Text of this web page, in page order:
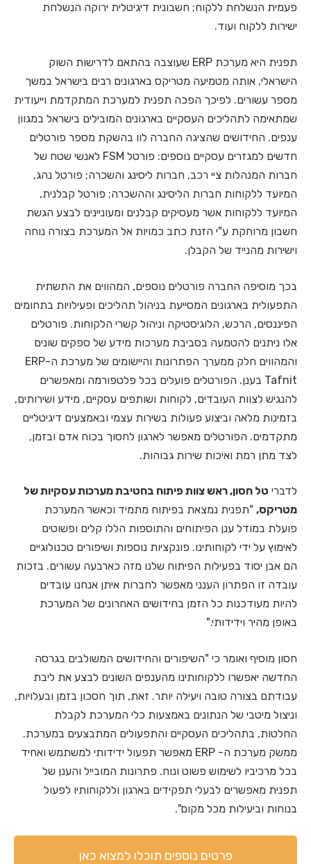
פעמית הנשלחת ללקוח; חשבונית דיגיטלית ירוקה הנשלחת
ישירות ללקוח ועוד.
תפנית היא מערכת ERP שעוצבה בהתאם לדרישות השוק
הישראלי, אותה מטמיעה מטריקס בארגונים רבים בישראל במשך
מספר עשורים. לפיכך הפכה תפנית למערכת המתקדמת וייעודית
שמתאימה לתהליכים העסקיים בארגונים המובילים בישראל במגוון
ענפים. החידושים שהציגה החברה לוו בהשקת מספר פורטלים
חדשים למגזרים עסקיים נוספים: פורטל FSM לאנשי שטח של
חברות המנהלות ציי רכב, חברות ליסינג והשכרה; פורטל נהג,
המיועד ללקוחות חברות הליסינג וההשכרה; פורטל קבלנית,
המיועד ללקוחות אשר מעסיקים קבלנים ומעוניינים לבצע הגשת
חשבון מרוחקת ע"י הזנת כתב כמויות אל המערכת בצורה נוחה
וישירות מהנייד של הקבלן.
בכך מוסיפה החברה פורטלים נוספים, המהווים את התשתית
התפעולית בארגונים המסייעת בניהול תהליכים ופעילויות בתחומים
הפיננסים, הרכש, הלוגיסטיקה וניהול קשרי הלקוחות. פורטלים
אלו ניתנים להטמעה בסביבת מערכות מידע של ספקים שונים
והמהווים חלק ממערך הפתרונות והיישומים של מערכת ה-ERP
Tafnit בענן. הפורטלים פועלים בכל פלטפורמה ומאפשרים
להנגיש לצוות העובדים, לקוחות ושותפים עסקיים, מידע ושירותים,
בזמינות מלאה וביצוע פעולות בשירות עצמי ובאמצעים דיגיטליים
מתקדמים. הפורטלים מאפשר לארגון לחסוך בכוח אדם ובזמן,
לצד מתן רמת ואיכות שירות גבוהות.
לדברי טל חסון, ראש צוות פיתוח בחטיבת מערכות עסקיות של
מטריקס, "תפנית נמצאת בפיתוח מתמיד וכאשר המערכת
פועלת במודל ענן הפיתוחים והתוספות הללו קלים ופשוטים
לאימוץ על ידי לקוחותינו. פונקציות נוספות ושיפורים טכנולוגיים
הם אבן יסוד בפעילות הפיתוח שלנו מזה כארבעה עשורים. בזכות
עובדה זו הפתרון הענני מאפשר לחברות איתן אנחנו עובדים
להיות מעודכנות כל הזמן בחידושים האחרונים של המערכת
באופן מהיר וידידותי."
חסון מוסיף ואומר כי "השיפורים והחידושים המשולבים בגרסה
החדשה יאפשרו ללקוחותינו מהענפים השונים לבצע את ליבת
עבודתם בצורה טובה ויעילה יותר. זאת, תוך חסכון בזמן ובעלויות,
וניצול מיטבי של הנתונים באמצעות כלי המערכת לקבלת
החלטות, בתהליכים העסקיים והתפעולים המתבצעים במערכת.
ממשק מערכת ה- ERP מאפשר תפעול ידידותי למשתמש ואחיד
בכל מרכיביו לשימוש פשוט ונוח. פתרונות המובייל והענן של
תפנית מאפשרים לבעלי תפקידים בארגון וללקוחותיו לפעול
בנוחות וביעילות מכל מקום".
פרטים נוספים תוכלו למצוא כאן